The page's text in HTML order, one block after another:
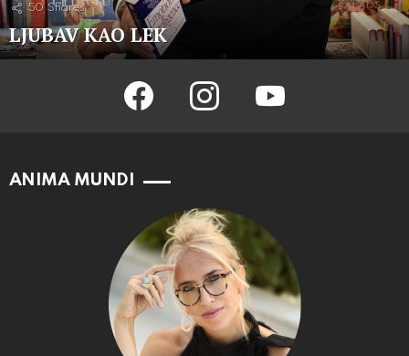
50 Shares
LJUBAV KAO LEK
facebook instagram youtube
ANIMA MUNDI